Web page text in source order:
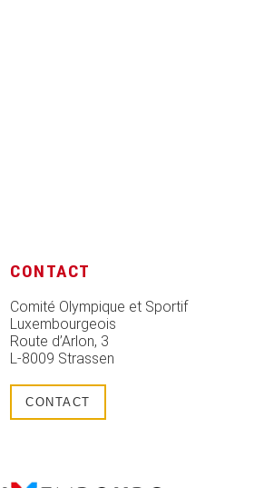
CONTACT
Comité Olympique et Sportif
Luxembourgeois
Route d’Arlon, 3
L-8009 Strassen
CONTACT